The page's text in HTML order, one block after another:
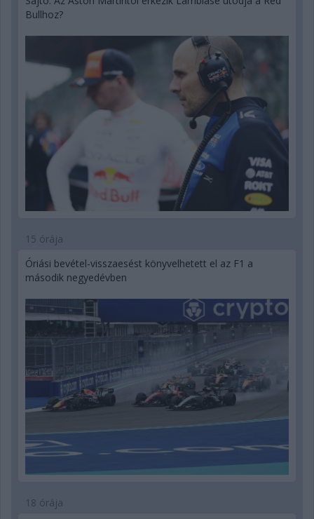
Bullhoz?
15 órája
Óriási bevétel-visszaesést könyvelhetett el az F1 a
második negyedévben
18 órája